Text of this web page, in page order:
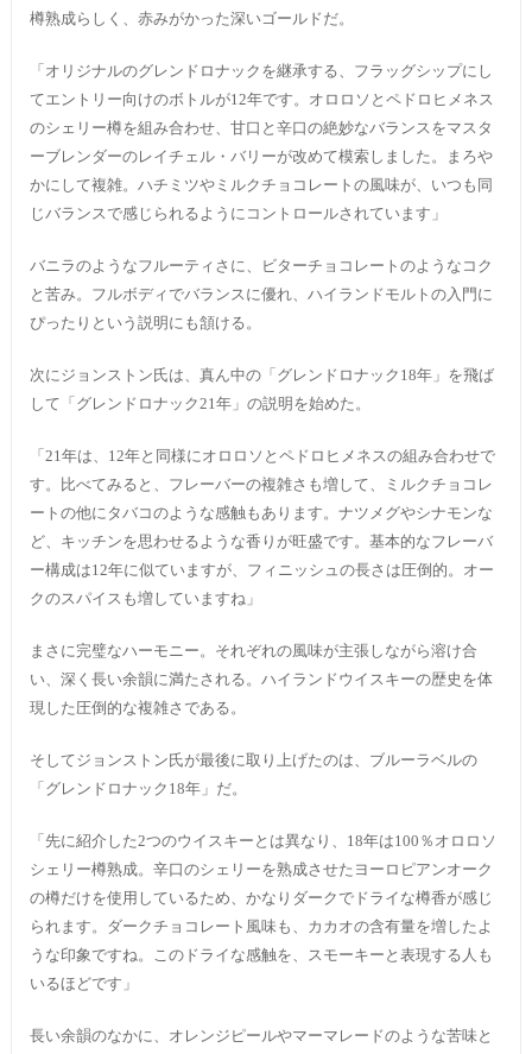
樽熟成らしく、赤みがかった深いゴールドだ。
「オリジナルのグレンドロナックを継承する、フラッグシップにし
てエントリー向けのボトルが12年です。オロロソとペドロヒメネス
のシェリー樽を組み合わせ、甘口と辛口の絶妙なバランスをマスタ
ーブレンダーのレイチェル・バリーが改めて模索しました。まろや
かにして複雑。ハチミツやミルクチョコレートの風味が、いつも同
じバランスで感じられるようにコントロールされています」
バニラのようなフルーティさに、ビターチョコレートのようなコク
と苦み。フルボディでバランスに優れ、ハイランドモルトの入門に
ぴったりという説明にも頷ける。
次にジョンストン氏は、真ん中の「グレンドロナック18年」を飛ば
して「グレンドロナック21年」の説明を始めた。
「21年は、12年と同様にオロロソとペドロヒメネスの組み合わせで
す。比べてみると、フレーバーの複雑さも増して、ミルクチョコレ
ートの他にタバコのような感触もあります。ナツメグやシナモンな
ど、キッチンを思わせるような香りが旺盛です。基本的なフレーバ
ー構成は12年に似ていますが、フィニッシュの長さは圧倒的。オー
クのスパイスも増していますね」
まさに完璧なハーモニー。それぞれの風味が主張しながら溶け合
い、深く長い余韻に満たされる。ハイランドウイスキーの歴史を体
現した圧倒的な複雑さである。
そしてジョンストン氏が最後に取り上げたのは、ブルーラベルの
「グレンドロナック18年」だ。
「先に紹介した2つのウイスキーとは異なり、18年は100％オロロソ
シェリー樽熟成。辛口のシェリーを熟成させたヨーロピアンオーク
の樽だけを使用しているため、かなりダークでドライな樽香が感じ
られます。ダークチョコレート風味も、カカオの含有量を増したよ
うな印象ですね。このドライな感触を、スモーキーと表現する人も
いるほどです」
長い余韻のなかに、オレンジピールやマーマレードのような苦味と